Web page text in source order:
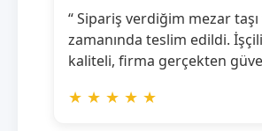
“ Sipariş verdiğim mezar
zamanında teslim edildi.
kaliteli, firma gerçekten
★ ★ ★ ★ ★